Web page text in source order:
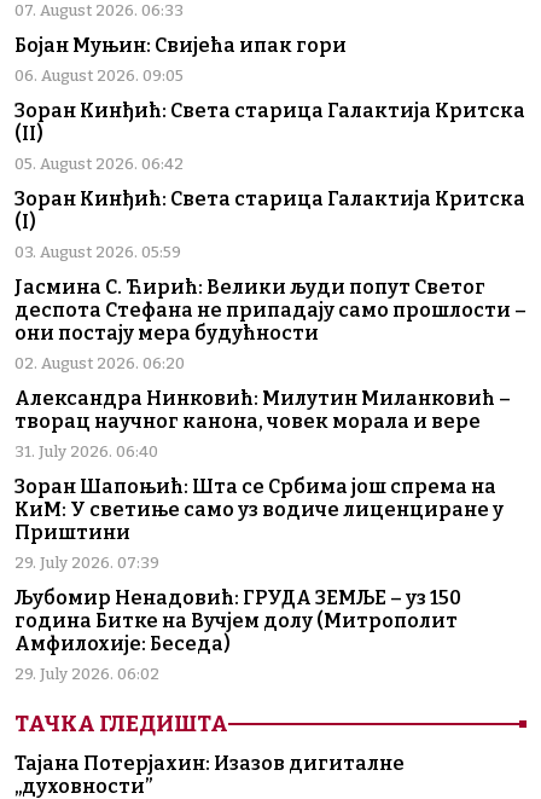
07. August 2026. 06:33
Бојан Муњин: Свијећа ипак гори
06. August 2026. 09:05
Зоран Кинђић: Света старица Галактија Критска
(II)
05. August 2026. 06:42
Зоран Кинђић: Света старица Галактија Критска
(I)
03. August 2026. 05:59
Јасмина С. Ћирић: Велики људи попут Светог
деспота Стефана не припадају само прошлости –
они постају мера будућности
02. August 2026. 06:20
Александра Нинковић: Милутин Миланковић –
творац научног канона, човек морала и вере
31. July 2026. 06:40
Зоран Шапоњић: Шта се Србима још спрема на
КиМ: У светиње само уз водиче лиценциране у
Приштини
29. July 2026. 07:39
Љубомир Ненадовић: ГРУДА ЗЕМЉЕ – уз 150
година Битке на Вучјем долу (Митрополит
Амфилохије: Беседа)
29. July 2026. 06:02
ТАЧКА ГЛЕДИШТА
Тајана Потерјахин: Изазов дигиталне
„духовности”